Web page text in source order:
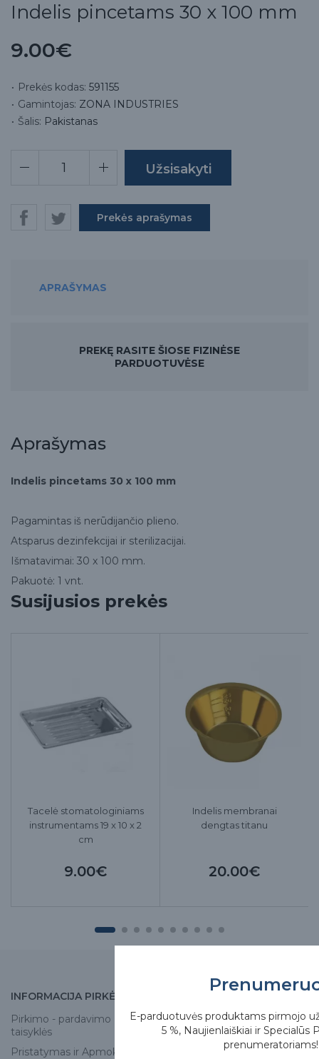
Indelis pincetams 30 x 100 mm
9.00€
Prekės kodas: 591155
Gamintojas: ZONA INDUSTRIES
Šalis: Pakistanas
Prekės aprašymas
APRAŠYMAS
PREKĘ RASITE ŠIOSE FIZINĖSE
PARDUOTUVĖSE
Aprašymas
Indelis pincetams 30 x 100 mm
Pagamintas iš nerūdijančio plieno.
Atsparus dezinfekcijai ir sterilizacijai.
Išmatavimai: 30 x 100 mm.
Pakuotė: 1 vnt.
Susijusios prekės
Tacelė stomatologiniams
instrumentams 19 x 10 x 2
cm
9.00€
Indelis membranai
dengtas titanu
20.00€
INFORMACIJA PIRKĖJUI
Pirkimo - pardavimo
taisyklės
Pristatymas ir Apmokėjimas
Apie mus
Skirgesa parduotuvės
E-parduotuvės produktams pirmojo
5 %, Naujienlaiškiai ir Specialūs
prenumeratoriams!